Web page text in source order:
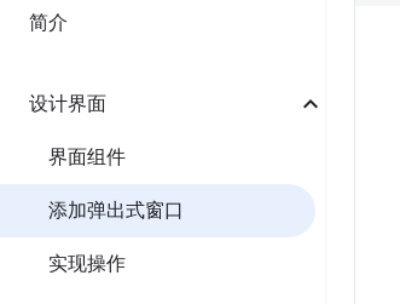
简介
设计界面
界面组件
添加弹出式窗口
实现操作